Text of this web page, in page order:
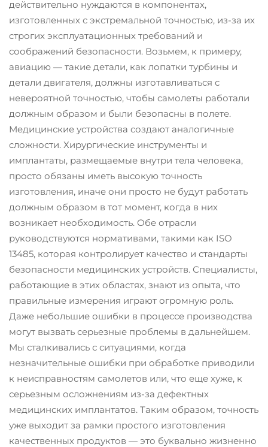
действительно нуждаются в компонентах,
изготовленных с экстремальной точностью, из-за их
строгих эксплуатационных требований и
соображений безопасности. Возьмем, к примеру,
авиацию — такие детали, как лопатки турбины и
детали двигателя, должны изготавливаться с
невероятной точностью, чтобы самолеты работали
должным образом и были безопасны в полете.
Медицинские устройства создают аналогичные
сложности. Хирургические инструменты и
имплантаты, размещаемые внутри тела человека,
просто обязаны иметь высокую точность
изготовления, иначе они просто не будут работать
должным образом в тот момент, когда в них
возникает необходимость. Обе отрасли
руководствуются нормативами, такими как ISO
13485, которая контролирует качество и стандарты
безопасности медицинских устройств. Специалисты,
работающие в этих областях, знают из опыта, что
правильные измерения играют огромную роль.
Даже небольшие ошибки в процессе производства
могут вызвать серьезные проблемы в дальнейшем.
Мы сталкивались с ситуациями, когда
незначительные ошибки при обработке приводили
к неисправностям самолетов или, что еще хуже, к
серьезным осложнениям из-за дефектных
медицинских имплантатов. Таким образом, точность
уже выходит за рамки простого изготовления
качественных продуктов — это буквально жизненно